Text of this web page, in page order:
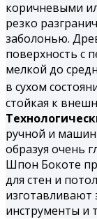
коричневыми
резко
заболонью.
поверхность с
мелкой до
в сухом
стойкая к
ручной и
образуя очень
Шпон Бокоте
для стен и
инструменты и